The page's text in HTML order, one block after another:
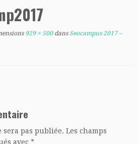
929 × 500dansSeocampus 2017 –
sera pas publiée. Les champs
avec *